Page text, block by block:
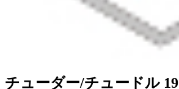
チューダー/チュードル